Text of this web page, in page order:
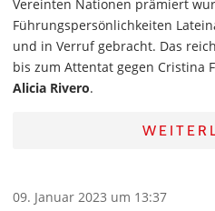
Vereinten Nationen prämiert
Führungspersönlichkeiten
und in Verruf gebracht. Das
bis zum Attentat gegen Cristina
Alicia Rivero.
09. Januar 2023 um 13:37